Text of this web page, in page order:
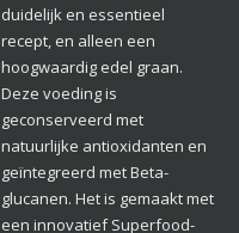
duidelijk en essentieel
recept, en alleen een
hoogwaardig edel graan.
Deze voeding is
geconserveerd met
natuurlijke antioxidanten en
geïntegreerd met Beta-
glucanen. Het is gemaakt met
een innovatief Superfood-